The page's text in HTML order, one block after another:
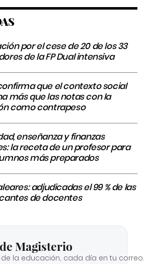
por el cese de 20 de los 33
de la FP Dual intensiva
que el contexto social
más que las notas con la
como contrapeso
enseñanza y finanzas
la receta de un profesor para
más preparados
adjudicadas el 99 % de las
de docentes
Magisterio
de la educación, cada día en tu correo.